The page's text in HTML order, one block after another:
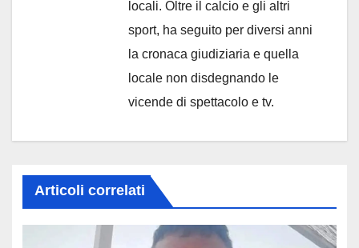
locali. Oltre il calcio e gli altri
sport, ha seguito per diversi anni
la cronaca giudiziaria e quella
locale non disdegnando le
vicende di spettacolo e tv.
Articoli correlati